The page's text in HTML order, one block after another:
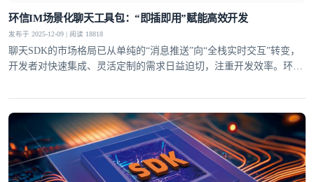
环信IM场景化聊天工具包：“即插即用”赋能高效开发
发布于 2025-12-09 | 阅读 18818
聊天SDK的市场格局已从单纯的“消息推送”向“全栈实时交互”转变，
开发者对快速集成、灵活定制的需求日益迫切，注重开发效率。环信
面覆盖，让开发者无需从零构建，轻松打造贴合业务的聊天场景。